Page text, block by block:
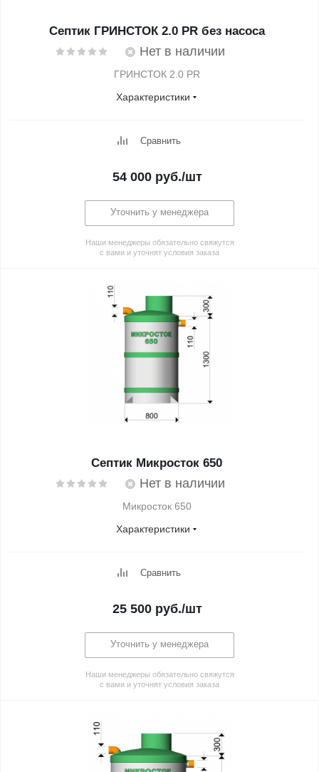
Септик ГРИНСТОК 2.0 PR без насоса
Нет в наличии
ГРИНСТОК 2.0 PR
Характеристики
Сравнить
54 000руб./шт
Уточнить у менеджера
Наши менеджеры обязательно свяжутся
с вами и уточнят условия заказа
Септик Микросток 650
Нет в наличии
Микросток 650
Характеристики
Сравнить
25 500руб./шт
Уточнить у менеджера
Наши менеджеры обязательно свяжутся
с вами и уточнят условия заказа